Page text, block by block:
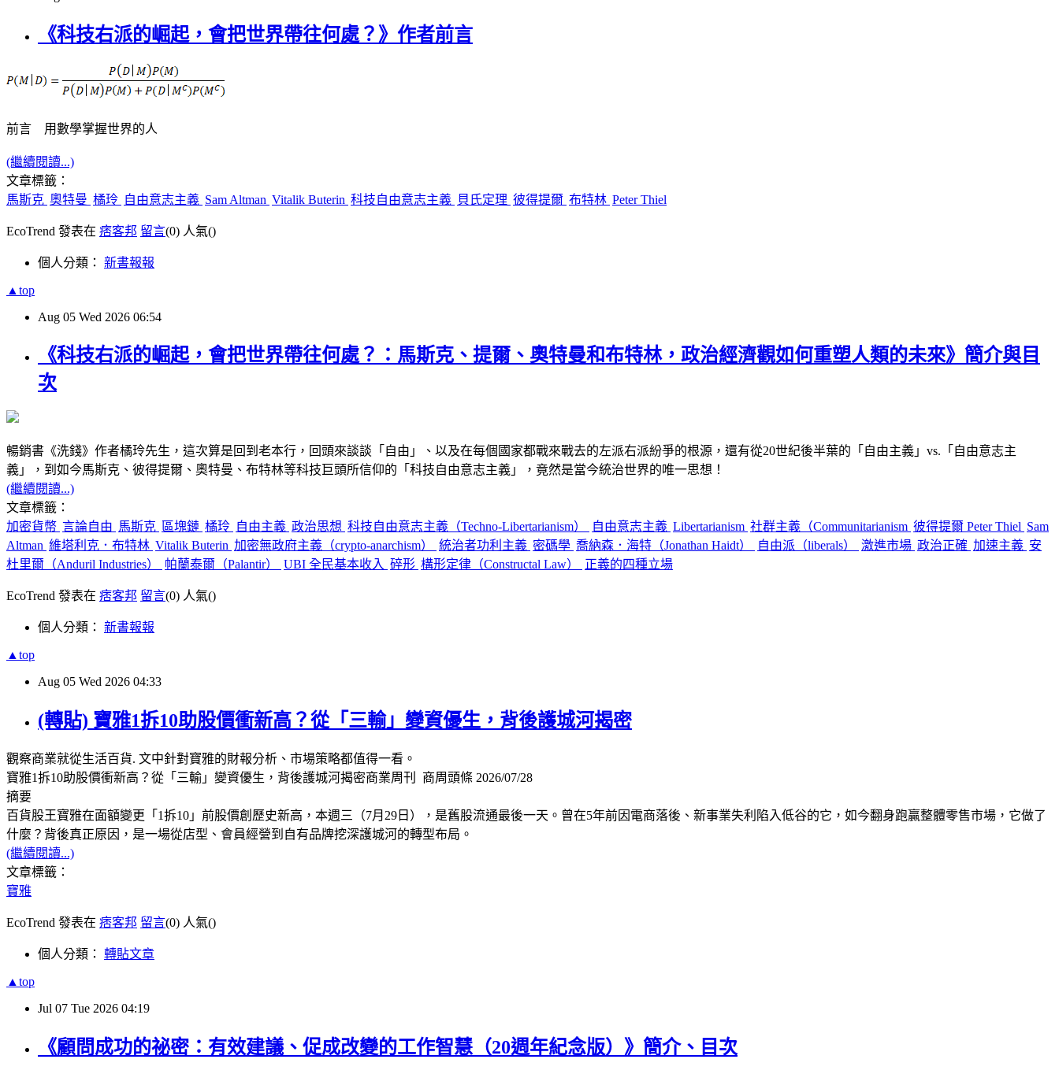
《科技右派的崛起，會把世界帶往何處？》作者前言
前言 用數學掌握世界的人
(繼續閱讀...)
文章標籤：
馬斯克 奧特曼 橘玲 自由意志主義 Sam Altman Vitalik Buterin 科技自由意志主義 貝氏定理 彼得提爾 布特林 Peter Thiel
EcoTrend 發表在 痞客邦 留言(0) 人氣()
個人分類： 新書報報
▲top
Aug 05 Wed 2026 06:54
《科技右派的崛起，會把世界帶往何處？：馬斯克、提爾、奧特曼和布特林，政治經濟觀如何重塑人類的未來》簡介與目
次
暢銷書《洗錢》作者橘玲先生，這次算是回到老本行，回頭來談談「自由」、以及在每個國家都戰來戰去的左派右派紛爭的根源，還有從20世紀後半葉的「自由主義」 vs. 「自由意志主
義」，到如今馬斯克、彼得提爾、奧特曼、布特林等科技巨頭所信仰的「科技自由意志主義」，竟然是當今統治世界的唯一思想！
(繼續閱讀...)
文章標籤：
加密貨幣 言論自由 馬斯克 區塊鏈 橘玲 自由主義 政治思想 科技自由意志主義（Techno-Libertarianism） 自由意志主義 Libertarianism 社群主義（Communitarianism 彼得提爾 Peter Thiel Sam
Altman 維塔利克．布特林 Vitalik Buterin 加密無政府主義（crypto-anarchism） 統治者功利主義 密碼學 喬納森．海特（Jonathan Haidt） 自由派（liberals） 激進市場 政治正確 加速主義 安
杜里爾（Anduril Industries）
帕蘭泰爾（Palantir） UBI 全民基本收入 碎形 構形定律（Constructal Law） 正義的四種立場
EcoTrend 發表在 痞客邦 留言(0) 人氣()
個人分類： 新書報報
▲top
Aug 05 Wed 2026 04:33
(轉貼) 寶雅1拆10助股價衝新高？從「三輸」變資優生，背後護城河揭密
觀察商業就從生活百貨. 文中針對寶雅的財報分析、市場策略都值得一看。
寶雅1拆10助股價衝新高？從「三輸」變資優生，背後護城河揭密商業周刊 商周頭條 2026/07/28
摘要
百貨股王寶雅在面額變更「1拆10」前股價創歷史新高，本週三（7月29日），是舊股流通最後一天。曾在5年前因電商落後、新事業失利陷入低谷的它，如今翻身跑贏整體零售市場，它做了
什麼？背後真正原因，是一場從店型、會員經營到自有品牌挖深護城河的轉型布局。
(繼續閱讀...)
文章標籤：
寶雅
EcoTrend 發表在 痞客邦 留言(0) 人氣()
個人分類： 轉貼文章
▲top
Jul 07 Tue 2026 04:19
《顧問成功的祕密：有效建議、促成改變的工作智慧（20週年紀念版）》簡介、目次